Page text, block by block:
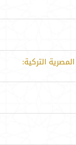
التركية: